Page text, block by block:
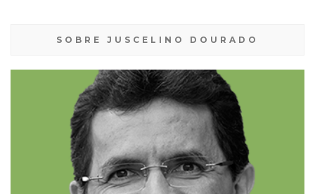
SOBRE JUSCELINO DOURADO